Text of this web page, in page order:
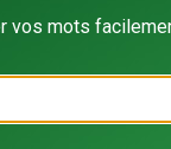
vos mots